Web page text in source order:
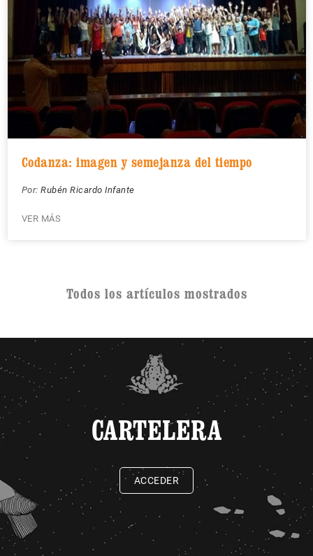
Codanza: imagen y semejanza del tiempo
Por: Rubén Ricardo Infante
VER MÁS
Todos los artículos mostrados
CARTELERA
ACCEDER